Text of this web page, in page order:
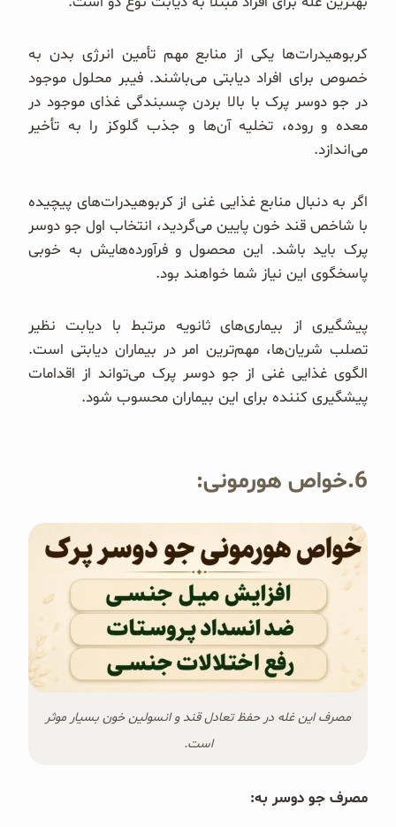
کربوهیدرات‌ها یکی از منابع مهم تأمین انرژی بدن به
خصوص برای افراد دیابتی می‌باشند. فیبر محلول موجود
در جو دوسر پرک با بالا بردن چسبندگی غذای موجود در
معده و روده، تخلیه آن‌ها و جذب گلوکز را به تأخیر
می‌اندازد.
اگر به دنبال منابع غذایی غنی از کربوهیدرات‌های پیچیده
با شاخص قند خون پایین می‌گردید، انتخاب اول جو دوسر
پرک باید باشد. این محصول و فرآورده‌هایش به خوبی
پاسخگوی این نیاز شما خواهند بود.
پیشگیری از بیماری‌های ثانویه مرتبط با دیابت نظیر
تصلب شریان‌ها، مهم‌ترین امر در بیماران دیابتی است.
الگوی غذایی غنی از جو دوسر پرک می‌تواند از اقدامات
پیشگیری کننده برای این بیماران محسوب شود.
6.خواص هورمونی:
مصرف این غله در حفظ تعادل قند و انسولین خون بسیار موثر
است.
مصرف جو دوسر به: